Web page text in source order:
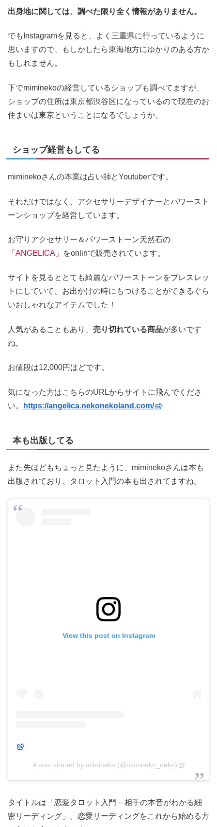
出身地に関しては、調べた限り全く情報がありません。
でもInstagramを見ると、よく三重県に行っているように
思いますので、もしかしたら東海地方にゆかりのある方か
もしれません。
下でmiminekoの経営しているショップも調べてますが、
ショップの住所は東京都渋谷区になっているので現在のお
住まいは東京ということになるでしょうか。
ショップ経営もしてる
miminekoさんの本業は占い師とYoutuberです。
それだけではなく、アクセサリーデザイナーとパワースト
ーンショップを経営しています。
お守りアクセサリー＆パワーストーン天然石の
「ANGELICA」
をonlinで販売されています。
サイトを見るととても綺麗なパワーストーンをブレスレッ
トにしていて、お出かけの時にもつけることができるぐら
いおしゃれなアイテムでした！
人気があることもあり、 売り切れている商品が多いです
ね。
お値段は12,000円ほどです。
気になった方はこちらのURLからサイトに飛んでくださ
い。
https://angelica.nekonekoland.com/
本も出版してる
また先ほどもちょっと見たように、miminekoさんは本も
出版されており、タロット入門の本も出されてますね。
View this post on Instagram
A post shared by mimineko (@mimineko_neko)
タイトルは「恋愛タロット入門 – 相手の本音がわかる細
密リーディング」。恋愛リーディングをこれから始める方